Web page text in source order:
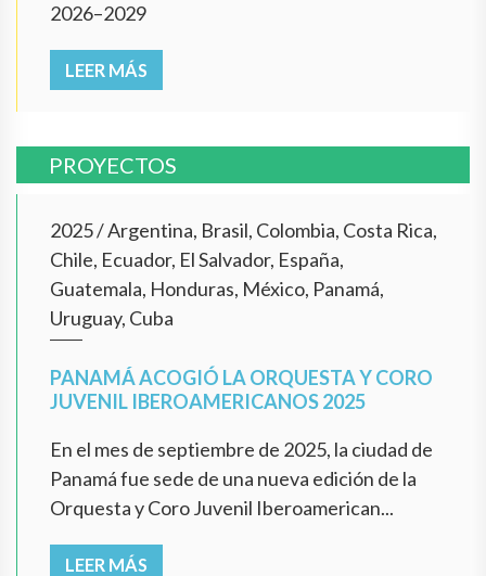
2026–2029
LEER MÁS
PROYECTOS
2025/Argentina, Brasil, Colombia, Costa Rica,
Chile, Ecuador, El Salvador, España,
Guatemala, Honduras, México, Panamá,
Uruguay, Cuba
PANAMÁ ACOGIÓ LA ORQUESTA Y CORO
JUVENIL IBEROAMERICANOS 2025
En el mes de septiembre de 2025, la ciudad de
Panamá fue sede de una nueva edición de la
Orquesta y Coro Juvenil Iberoamerican...
LEER MÁS